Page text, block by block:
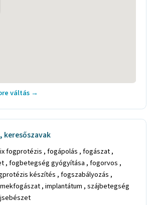
váltás →
fogprotézis , fogápolás , fogászat ,
, fogbetegség gyógyítása , fogorvos ,
készítés , fogszabályozás ,
, implantátum , szájbetegség